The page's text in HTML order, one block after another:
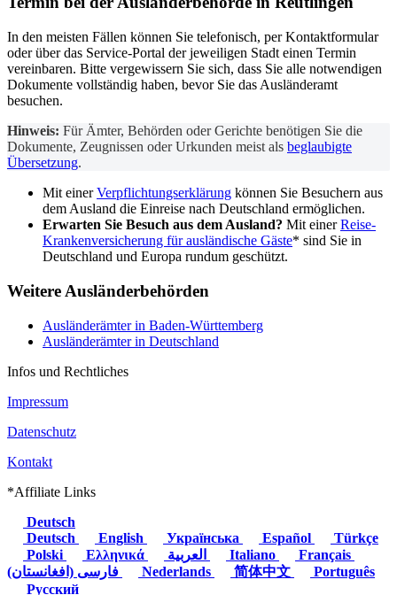
In den meisten Fällen können Sie telefonisch, per Kontaktformular
oder über das Service-Portal der jeweiligen Stadt einen Termin
vereinbaren. Bitte vergewissern Sie sich, dass Sie alle notwendigen
Dokumente vollständig haben, bevor Sie das Ausländeramt
besuchen.
Hinweis: Für Ämter, Behörden oder Gerichte benötigen Sie die
Dokumente, Zeugnissen oder Urkunden meist als beglaubigte
Übersetzung.
Mit einerVerpflichtungserklärung können Sie Besuchern aus
dem Ausland die Einreise nach Deutschland ermöglichen.
Erwarten Sie Besuch aus dem Ausland? Mit einerReise-
Krankenversicherung für ausländische Gäste* sind Sie in
Deutschland und Europa rundum geschützt.
Weitere Ausländerbehörden
Ausländerämter in Baden-Württemberg
Ausländerämter in Deutschland
Infos und Rechtliches
Impressum
Datenschutz
Kontakt
*Affiliate Links
Deutsch
Deutsch
English Українська Español
Türkçe
Polski
Ελληνικά Italiano
Français
Nederlands 简体中文
Português
Русский